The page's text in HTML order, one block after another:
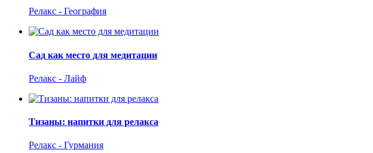
Релакс - География
Сад как место для медитации
Релакс - Лайф
Тизаны: напитки для релакса
Релакс - Гурмания